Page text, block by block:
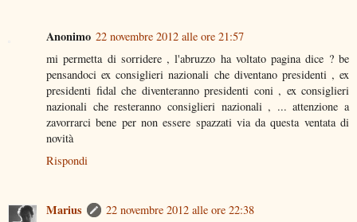
Anonimo 22 novembre 2012 alle ore 21:57
mi permetta di sorridere , l'abruzzo ha voltato pagina dice ? be
pensandoci ex consiglieri nazionali che diventano presidenti , ex
presidenti fidal che diventeranno presidenti coni , ex consiglieri
nazionali che resteranno consiglieri nazionali , ... attenzione a
zavorrarci bene per non essere spazzati via da questa ventata di
novità
Rispondi
Marius
22 novembre 2012 alle ore 22:38